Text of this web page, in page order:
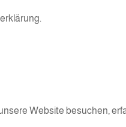
Website besuchen,